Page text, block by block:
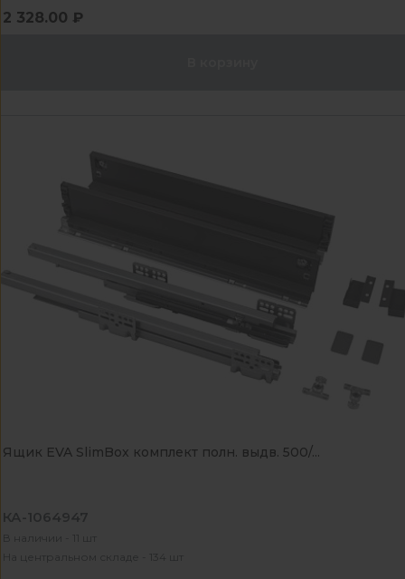
2 328.00 ₽
Ящик EVA SlimBox комплект полн. выдв. 500/...
КА-1064947
В наличии - 11 шт
На центральном складе - 134 шт